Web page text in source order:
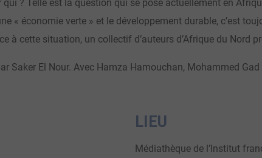
qui ? Telle est la question qui se pose actuellement en
« économie verte » et le développement durable, c’est
à cette situation, un collectif d’auteurs d’Afrique du Nord
Saker El Nour. Avec Hamza Hamouchan, Mohammed
LIEU
Médiathèque de l’Institut